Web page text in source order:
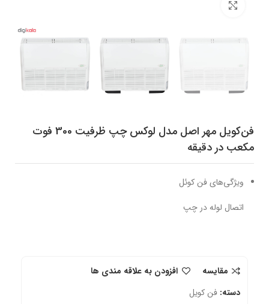
فن‌کویل مهر اصل مدل لوکس چپ ظرفیت 300 فوت
مکعب در دقیقه
ویژگی‌های فن کوئل
اتصال لوله در چپ
مقایسه
افزودن به علاقه مندی ها
دسته: فن کویل